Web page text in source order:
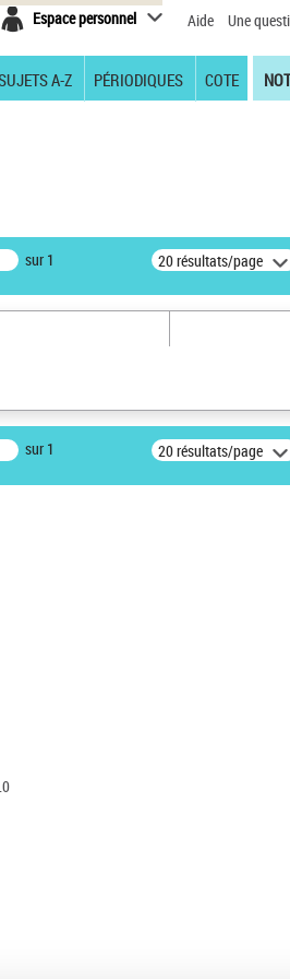
Espace personnel Aide Une
A-Z PÉRIODIQUES COTE
sur 1 20 résultats/page
sur 1 20 résultats/page